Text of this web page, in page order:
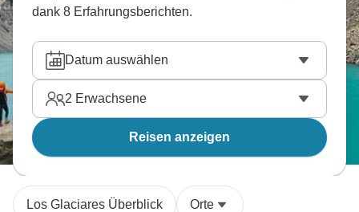
dank 8 Erfahrungsberichten.
Datum auswählen
2 Erwachsene
Reisen anzeigen
Los Glaciares Überblick Orte